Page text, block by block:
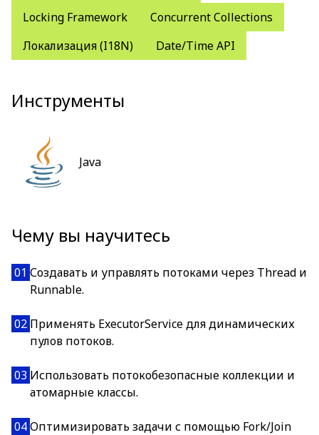
Locking Framework
Concurrent Collections
Локализация (I18N)
Date/Time API
Инструменты
Java
Чему вы научитесь
01 Создавать и управлять потоками через Thread и
Runnable.
02 Применять ExecutorService для динамических
пулов потоков.
03 Использовать потокобезопасные коллекции и
атомарные классы.
04Оптимизировать задачи с помощью Fork/Join